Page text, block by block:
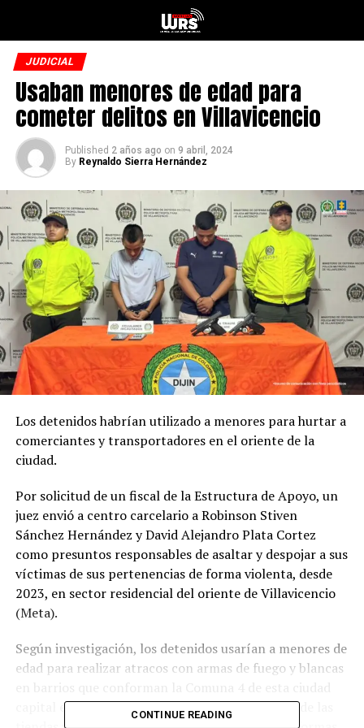
JUDICIAL
Usaban menores de edad para
cometer delitos en Villavicencio
Published 2 años ago on 9 abril, 2024
By Reynaldo Sierra Hernández
Los detenidos habrían utilizado a menores para hurtar a
comerciantes y transportadores en el oriente de la
ciudad.
Por solicitud de un fiscal de la Estructura de Apoyo, un
juez envió a centro carcelario a Robinson Stiven
Sánchez Hernández y David Alejandro Plata Cortez
como presuntos responsables de asaltar y despojar a sus
víctimas de sus pertenencias de forma violenta, desde
2023, en sector residencial del oriente de Villavicencio
(Meta).
Según investigación, los detenidos usarían a menores de
edad para realizar atracos con armas de fuego y blancas
capital en contra de comerciantes, proveedores de las
CONTINUE READING